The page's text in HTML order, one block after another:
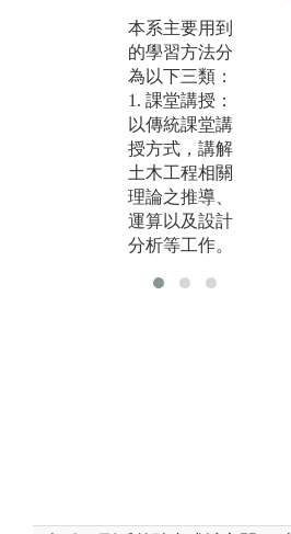
本系主要用到
的學習方法分
為以下三類：
1. 課堂講授：
以傳統課堂講
授方式，講解
土木工程相關
理論之推導、
運算以及設計
分析等工作。